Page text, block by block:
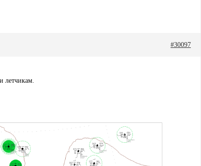
#30097
летчикам.